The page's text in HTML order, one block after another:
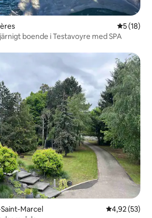
5 av 5 i
5 (18)
boende i Testavoyre med SPA
Marcel 4,92 av 5 i
4,92 (53)